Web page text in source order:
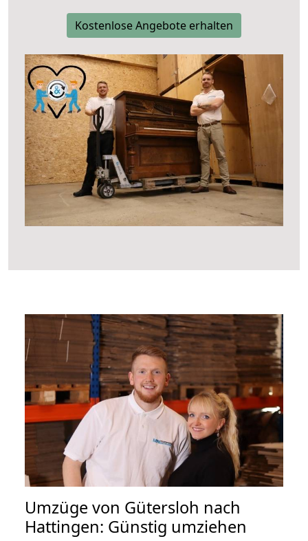
Kostenlose Angebote erhalten
Umzüge von Gütersloh nach
Hattingen: Günstig umziehen